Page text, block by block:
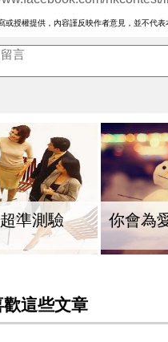
或授權提供，內容謹反映作者意見，並不代
準測驗 你會為
這些文章